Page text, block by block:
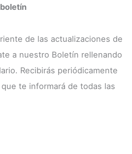
de las actualizaciones de
a nuestro Boletín rellenando
Recibirás periódicamente
te informará de todas las